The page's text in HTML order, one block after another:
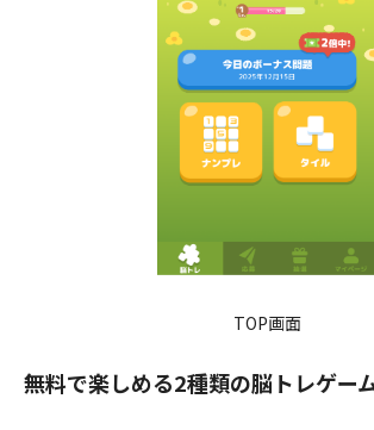
TOP画面
無料で楽しめる2種類の脳トレゲー